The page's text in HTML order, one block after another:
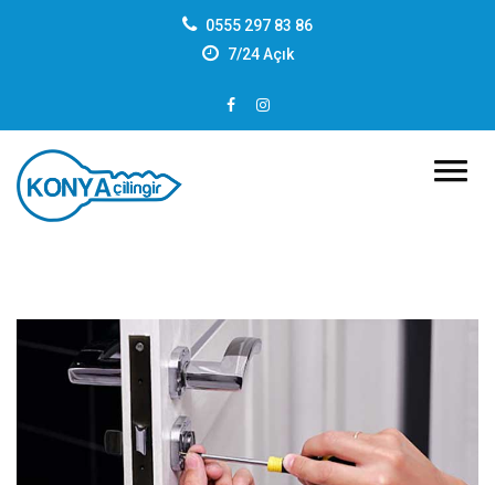
0555 297 83 86
7/24 Açık